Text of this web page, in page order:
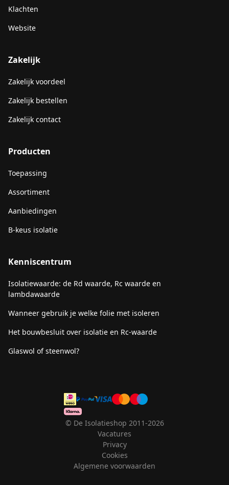
Klachten
Website
Zakelijk
Zakelijk voordeel
Zakelijk bestellen
Zakelijk contact
Producten
Toepassing
Assortiment
Aanbiedingen
B-keus isolatie
Kenniscentrum
Isolatiewaarde: de Rd waarde, Rc waarde en
lambdawaarde
Wanneer gebruik je welke folie met isoleren
Het bouwbesluit over isolatie en Rc-waarde
Glaswol of steenwol?
© De Isolatieshop 2011-2026
Vacatures
Privacy
Cookies
Algemene voorwaarden